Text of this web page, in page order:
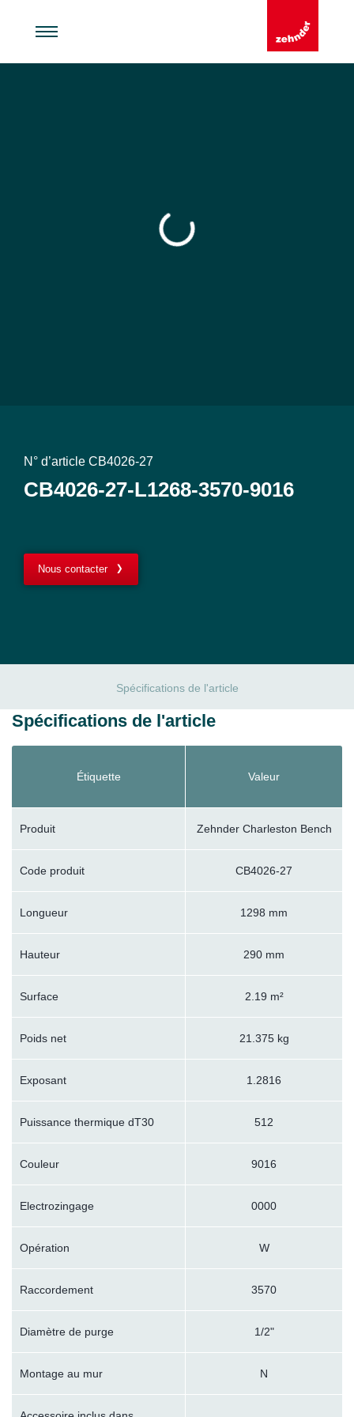
N° d’article CB4026-27
CB4026-27-L1268-3570-9016
Nous contacter
Spécifications de l'article
Spécifications de l'article
Étiquette Valeur
Produit Zehnder Charleston Bench
Code produit CB4026-27
Longueur 1298 mm
Hauteur 290 mm
Surface 2.19 m²
Poids net 21.375 kg
Exposant 1.2816
Puissance thermique dT30 512
Couleur 9016
Electrozingage 0000
Opération W
Raccordement 3570
Diamètre de purge 1/2"
Montage au mur N